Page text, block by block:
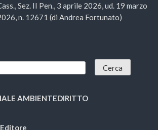
Sez. II Pen., 3 aprile 2026, ud. 19 marzo
n. 12671 (di Andrea Fortunato)
AMBIENTEDIRITTO